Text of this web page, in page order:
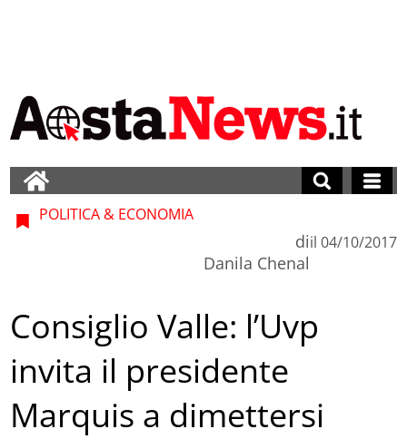
POLITICA & ECONOMIA
di
Danila Chenal
il 04/10/2017
Consiglio Valle: l’Uvp
invita il presidente
Marquis a dimettersi